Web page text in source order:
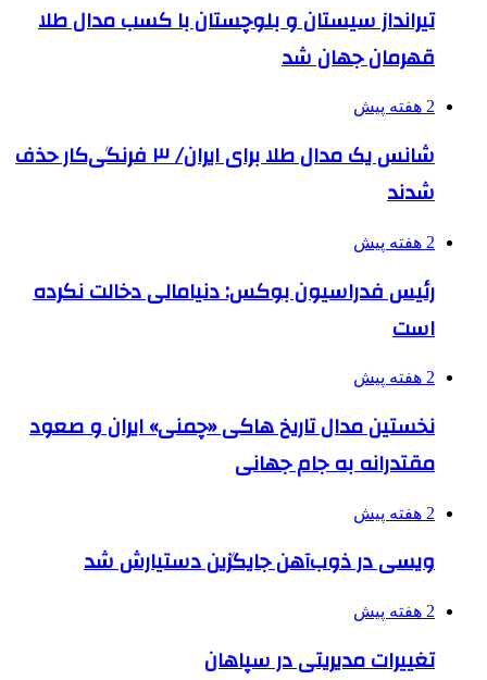
تیرانداز سیستان و بلوچستان با کسب مدال طلا
قهرمان جهان شد
2 هفته پیش
شانس یک مدال طلا برای ایران/ ۳ فرنگی‌کار حذف
شدند
2 هفته پیش
رئیس فدراسیون بوکس: دنیامالی دخالت نکرده
است
2 هفته پیش
نخستین مدال تاریخ هاکی «چمنی» ایران و صعود
مقتدرانه به جام جهانی
2 هفته پیش
ویسی در ذوب‌آهن جایگزین دستیارش شد
2 هفته پیش
تغییرات مدیریتی در سپاهان